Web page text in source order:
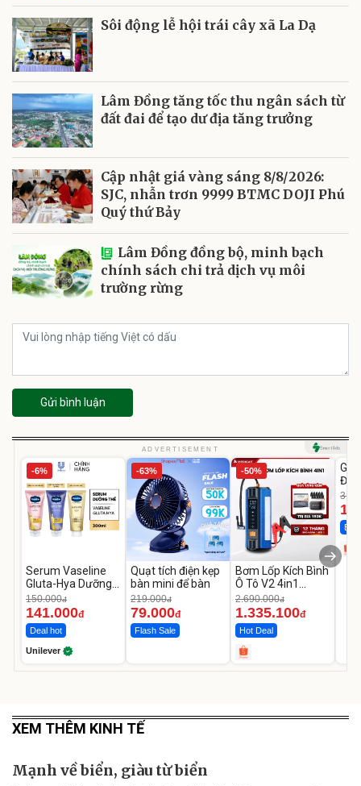
Sôi động lễ hội trái cây xã La Dạ
Lâm Đồng tăng tốc thu ngân sách từ
đất đai để tạo dư địa tăng trưởng
Cập nhật giá vàng sáng 8/8/2026:
SJC, nhẫn trơn 9999 BTMC DOJI Phú
Quý thứ Bảy
Lâm Đồng đồng bộ, minh bạch
chính sách chi trả dịch vụ môi
trường rừng
Gửi bình luận
ADVERTISEMENT
-6%
Serum Vaseline
Gluta-Hya Dưỡng
Da Sáng Mịn Sau 7
Ngày
150.000đ
141.000đ
Deal hot
Unilever
-63%
Quạt tích điện kẹp
bàn mini để bàn
219.000đ
79.000đ
Flash Sale
-50%
Bơm Lốp Kích Bình
Ô Tô V2 4in1
MEDICAR –
12.000mAh
2.690.000đ
1.335.100đ
Hot Deal
Đùi
XEM THÊM KINH TẾ
Mạnh về biển, giàu từ biển